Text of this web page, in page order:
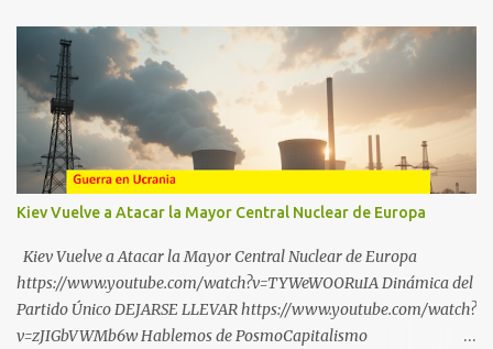
Kiev Vuelve a Atacar la Mayor Central Nuclear de Europa
Kiev Vuelve a Atacar la Mayor Central Nuclear de Europa
https://www.youtube.com/watch?v=TYWeWOORuIA Dinámica del
Partido Único DEJARSE LLEVAR https://www.youtube.com/watch?
v=zJIGbVWMb6w Hablemos de PosmoCapitalismo